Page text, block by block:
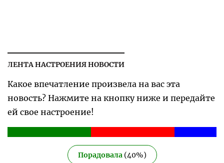
ЛЕНТА НАСТРОЕНИЯ НОВОСТИ
Какое впечатление произвела на вас эта
новость? Нажмите на кнопку ниже и передайте
ей свое настроение!
Порадовала(40%)